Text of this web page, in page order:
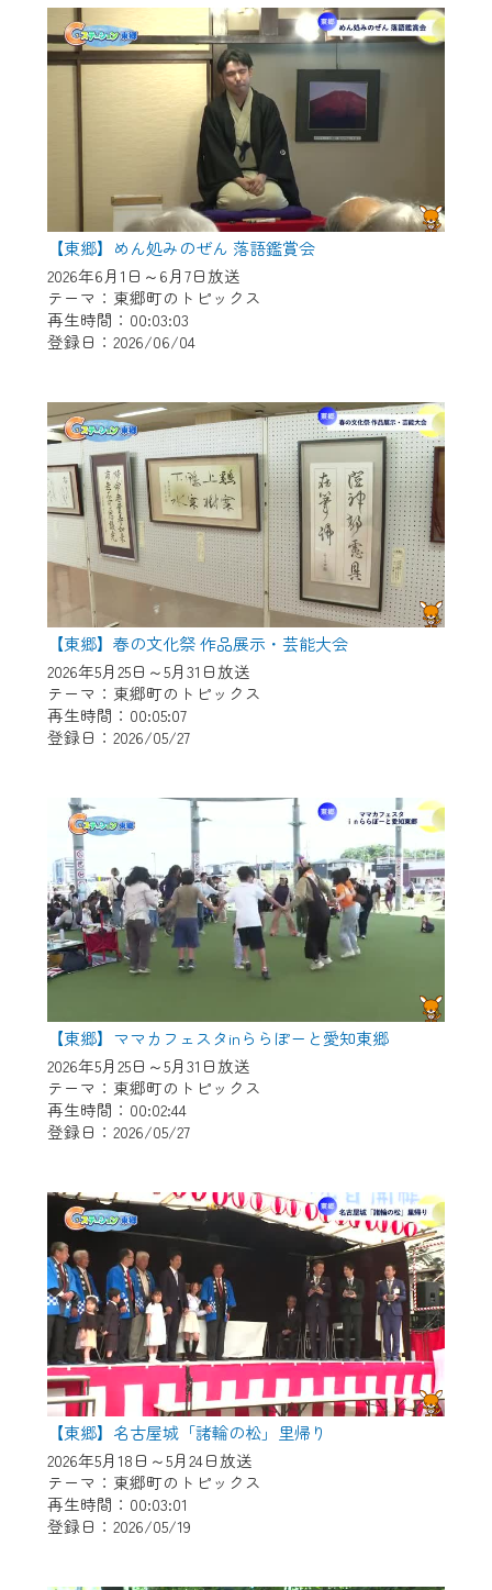
【東郷】めん処みのぜん 落語鑑賞会
2026年6月1日～6月7日放送
テーマ：東郷町のトピックス
再生時間：00:03:03
登録日：2026/06/04
【東郷】春の文化祭 作品展示・芸能大会
2026年5月25日～5月31日放送
テーマ：東郷町のトピックス
再生時間：00:05:07
登録日：2026/05/27
【東郷】ママカフェスタinららぽーと愛知東郷
2026年5月25日～5月31日放送
テーマ：東郷町のトピックス
再生時間：00:02:44
登録日：2026/05/27
【東郷】名古屋城「諸輪の松」里帰り
2026年5月18日～5月24日放送
テーマ：東郷町のトピックス
再生時間：00:03:01
登録日：2026/05/19
作業の間は、CCNetWebTVの画面が「メン
テナンス中」になり、ご利用いただけませ
ん。
ご不便をおかけいたしますが、ご了承の程
よろしくお願いいたします。